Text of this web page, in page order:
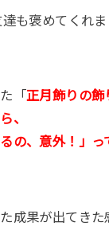
も褒めてくれま
「 正月飾りの飾
、
の、意外！」っ
成果が出てきた